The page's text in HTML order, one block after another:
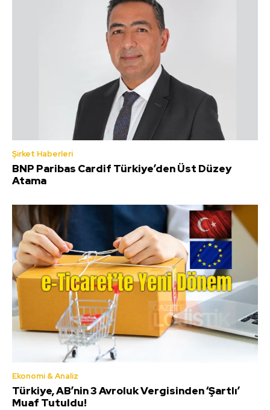
Şirket Haberleri
BNP Paribas Cardif Türkiye’den Üst Düzey
Atama
Ekonomi & Analiz
Türkiye, AB’nin 3 Avroluk Vergisinden ‘Şartlı’
Muaf Tutuldu!